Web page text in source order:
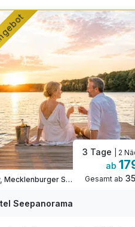
Restplätze
Granzow, Mecklenburger Seenplatte
3 Tage | 2
ab
Gesamt ab
Seepanorama